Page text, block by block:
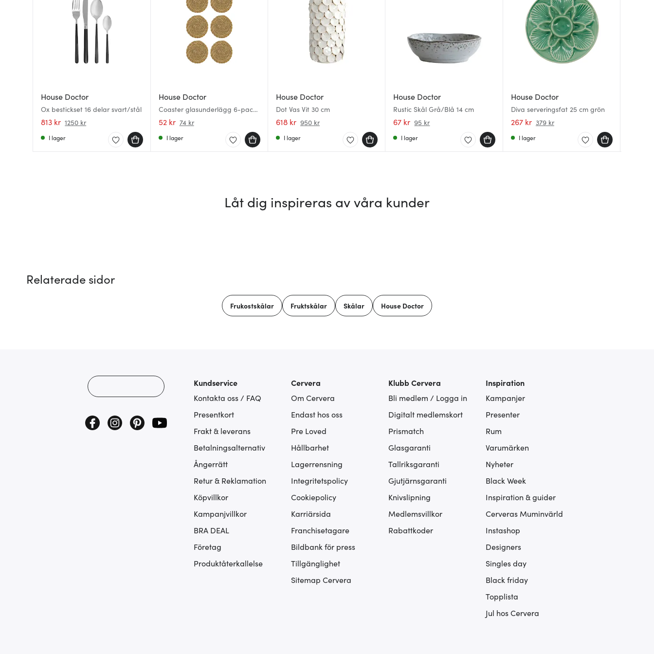
House Doctor
Ox bestickset 16 delar svart/stål
813 kr 1250 kr
I lager
House Doctor
Coaster glasunderlägg 6-pack
natur
52 kr 74 kr
I lager
House Doctor
Dot Vas Vit 30 cm
618 kr 950 kr
I lager
House Doctor
Rustic Skål Grå/Blå 14 cm
67 kr 95 kr
I lager
House Doctor
Diva serveringsfat 25 cm grön
267 kr 379 kr
I lager
Låt dig inspireras av våra kunder
Relaterade sidor
Frukostskålar Fruktskålar Skålar House Doctor
Kundservice
Kontakta oss / FAQ
Presentkort
Frakt & leverans
Betalningsalternativ
Ångerrätt
Retur & Reklamation
Köpvillkor
Kampanjvillkor
BRA DEAL
Företag
Produktåterkallelse
Cervera
Om Cervera
Endast hos oss
Pre Loved
Hållbarhet
Lagerrensning
Integritetspolicy
Cookiepolicy
Karriärsida
Franchisetagare
Bildbank för press
Tillgänglighet
Sitemap Cervera
Klubb Cervera
Bli medlem / Logga in
Digitalt medlemskort
Prismatch
Glasgaranti
Tallriksgaranti
Gjutjärnsgaranti
Knivslipning
Medlemsvillkor
Rabattkoder
Inspiration
Kampanjer
Presenter
Rum
Varumärken
Nyheter
Black Week
Inspiration & guider
Cerveras Muminvärld
Instashop
Designers
Singles day
Black friday
Topplista
Jul hos Cervera